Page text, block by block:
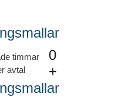
timmar
avtal
0
+